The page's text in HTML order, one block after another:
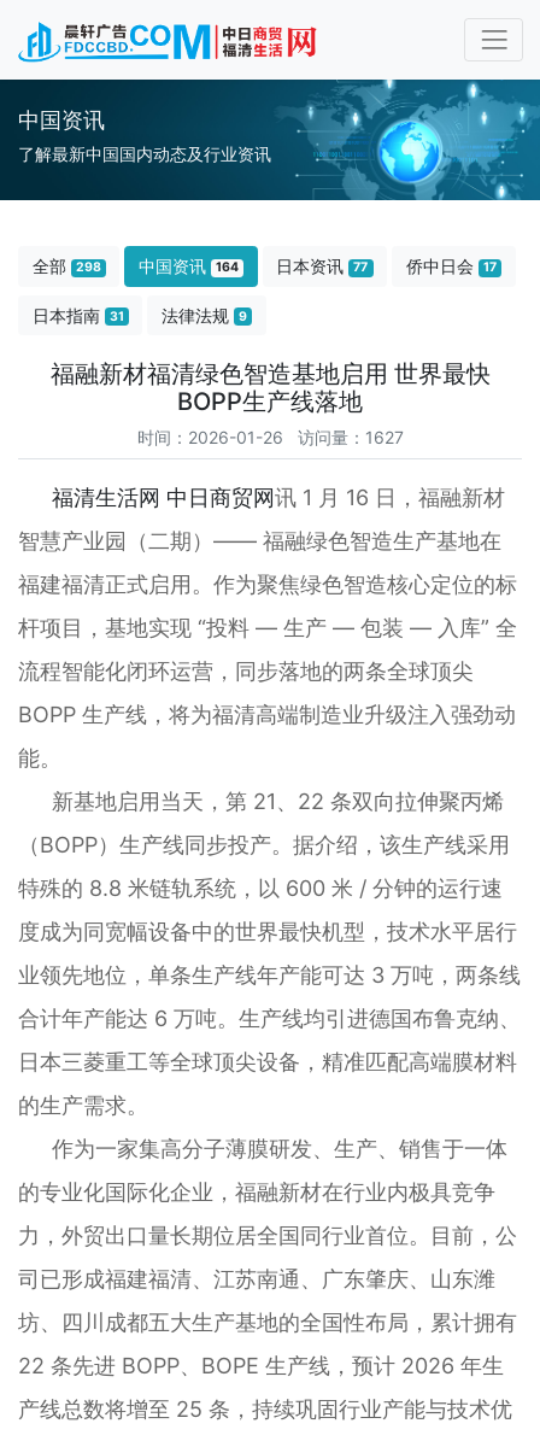
中国资讯
了解最新中国国内动态及行业资讯
全部 298 中国资讯 164 日本资讯 77 侨中日会 17
日本指南 31 法律法规 9
福融新材福清绿色智造基地启用 世界最快
BOPP生产线落地
时间：2026-01-26 访问量：1627
福清生活网 中日商贸网讯 1 月 16 日，福融新材
智慧产业园（二期）—— 福融绿色智造生产基地在
福建福清正式启用。作为聚焦绿色智造核心定位的标
杆项目，基地实现 “投料 — 生产 — 包装 — 入库” 全
流程智能化闭环运营，同步落地的两条全球顶尖
BOPP 生产线，将为福清高端制造业升级注入强劲动
能。
新基地启用当天，第 21、22 条双向拉伸聚丙烯
（BOPP）生产线同步投产。据介绍，该生产线采用
特殊的 8.8 米链轨系统，以 600 米 / 分钟的运行速
度成为同宽幅设备中的世界最快机型，技术水平居行
业领先地位，单条生产线年产能可达 3 万吨，两条线
合计年产能达 6 万吨。生产线均引进德国布鲁克纳、
日本三菱重工等全球顶尖设备，精准匹配高端膜材料
的生产需求。
作为一家集高分子薄膜研发、生产、销售于一体
的专业化国际化企业，福融新材在行业内极具竞争
力，外贸出口量长期位居全国同行业首位。目前，公
司已形成福建福清、江苏南通、广东肇庆、山东潍
坊、四川成都五大生产基地的全国性布局，累计拥有
22 条先进 BOPP、BOPE 生产线，预计 2026 年生
产线总数将增至 25 条，持续巩固行业产能与技术优